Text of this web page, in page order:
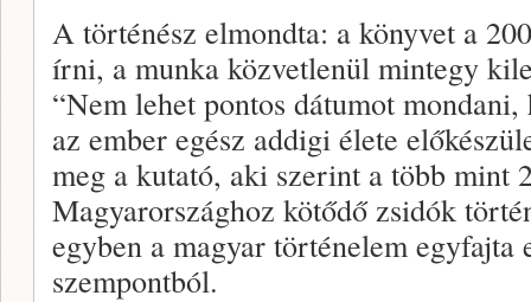
A történész elmondta: a könyvet a
írni, a munka közvetlenül mintegy
“Nem lehet pontos dátumot
az ember egész addigi élete
meg a kutató, aki szerint a több mint
Magyarországhoz kötődő zsidók
egyben a magyar történelem
szempontból.